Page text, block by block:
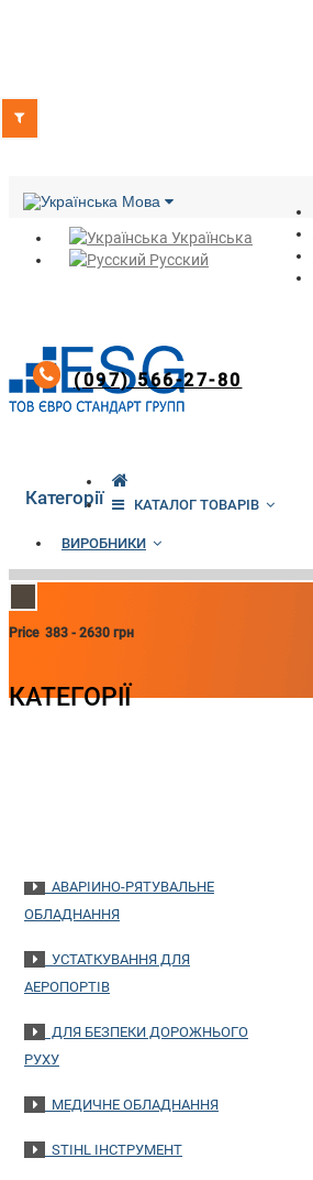
Мова
Українська
Русский
(097) 566-27-80
Категорії КАТАЛОГ ТОВАРІВ
ВИРОБНИКИ
Price 383 - 2630 грн
КАТЕГОРІЇ
АВАРІЙНО-РЯТУВАЛЬНЕ
ОБЛАДНАННЯ
УСТАТКУВАННЯ ДЛЯ
АЕРОПОРТІВ
ДЛЯ БЕЗПЕКИ ДОРОЖНЬОГО
РУХУ
МЕДИЧНЕ ОБЛАДНАННЯ
STIHL ІНСТРУМЕНТ